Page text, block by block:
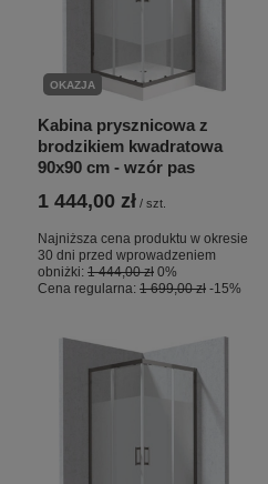
OKAZJA
Kabina prysznicowa z
brodzikiem kwadratowa
90x90 cm - wzór pas
1 444,00 zł / szt.
Najniższa cena produktu w okresie
30 dni przed wprowadzeniem
obniżki: 1 444,00 zł 0%
Cena regularna: 1 699,00 zł -15%